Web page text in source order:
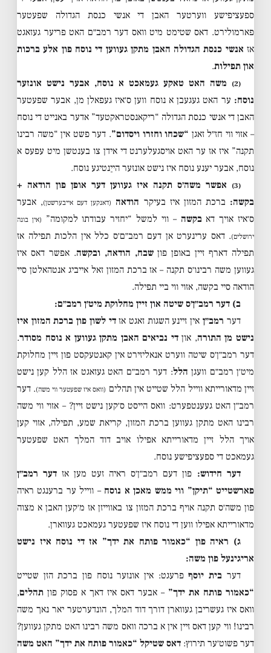
ספעציפישע ווערטער האבן די אנשי כנסת הגדולה שפעטער
פארמולירט. דאס שטימט מיט וואס דער רמב״ם האט פריער געזאגט
אז אנשי כנסת הגדולה האבן מתקן געווען די נוסח פון אלע ברכות
און תפילות.
(2)
משה האט טאקע געמאכט א נוסח, אבער נישט אונזער
נוסח: ער האט געגעבן א נוסח ווען ס׳איז געפאלן מן, אבער שפעטער
האבן די אנשי כנסת הגדולה “ריקאנסטראקטעד” אדער באנייט די נוסח
– אזוי ווי חז״ל זאגן “שכחו וחזרו ויסדום”. דער פשט אין “משה רבינו
תקנה” איז אז ער האט אויסגעלערנט די אידן צו בענטשן מיט עפעס א
נוסח, אבער יענע נוסח איז נישט אונזער הייַנטיגע נוסח.
(3)
אפשר משה׳ס תקנה איז געווען דער אופן פון הודאה +
בקשה: ברכת המזון איז בעיקר הודאה (דאנקען דעם אייבערשטן), אבער
ס׳איז אויך דאבקשה – ווי למשל “יחזיר עבודתו למקומה” (אין בונה
ירושלים). דאס ערינערט אן דעם רמב״ם׳ס כלל אין הלכות תפילה אז
תפילה דארף זיין באופן פוןשבח, הודאה, ובקשה. אפשר דאס איז
געווען משה רבינו׳ס תקנה – אז ברכת המזון זאל אייביג אנטהאלטן סיי
הודאה סיי בקשה, אזוי ווי ביי תפילה.
ב) דער רמב״ן׳ס שיטה און זיין מחלוקת מיט׳ן רמב״ם:
דער רמב״ן אין זיינע השגות זאגט אזדי לשון פון ברכת המזון איז
נישט מן התורה, אוןדי נביאים האבן מתקן געווען א נוסח מסודר.
דער רמב״ן׳ס שיטה ווערט אנאליזירט אין קאנטעקסט פון זיין מחלוקת
מיט׳ן רמב״ם וועגן הלל: דער רמב״ם האט געזאגט אז הלל קען נישט
זיין מדאורייתא ווייל הלל שטייט אין תהלים (וואס איז שפעטער ווי משה). דער
רמב״ן האט געענטפערט: וואס הייסט ס׳קען נישט זיין? – אזוי ווי משה
רבינו האט מתקן געווען ברכת המזון, קריאת שמע, תפילה, אזוי קען
אויך הלל זיין מדאורייתא אפילו אויב דוד המלך האט שפעטער
געמאכט די ספעציפישע נוסח.
דער חידוש: פון דעם רמב״ן׳ס ראיה זעט מען אז דער רמב״ן
פארשטייט “תיקן” ווי ממש מאכן א נוסח – ווייל ער ברענגט ראיה
פון משה׳ס תקנה אויף ברכת המזון צו באווייזן אז מ׳קען האבן א מצוה
מדאורייתא אפילו ווען די נוסח איז שפעטער געמאכט געווארן.
ג) ראיה פון “כאמור פותח את ידך” אז די נוסח איז נישט
אריגינעל פון משה:
דערבית יוסףפרעגט: אין אונזער נוסח פון ברכת הזן שטייט
“כאמור פותח את ידך” – אבער דאס איז דאך א פסוק פון תהלים,
וואס איז געשריבן געווארן דורך דוד המלך, הונדערטער יאר נאך משה
רבינו! ווי קען דאס זיין אין א ברכה וואס משה רבינו האט מתקן געווען?
דער פשוט׳ער תירוץ: דאס שטיקל “כאמור פותח את ידך” האט משה